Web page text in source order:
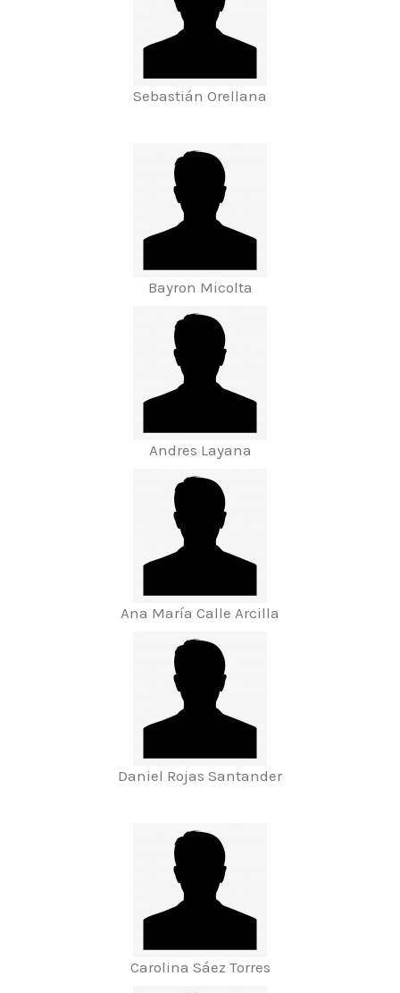
Sebastián Orellana
Bayron Micolta
Andres Layana
Ana María Calle Arcilla
Daniel Rojas Santander
Carolina Sáez Torres